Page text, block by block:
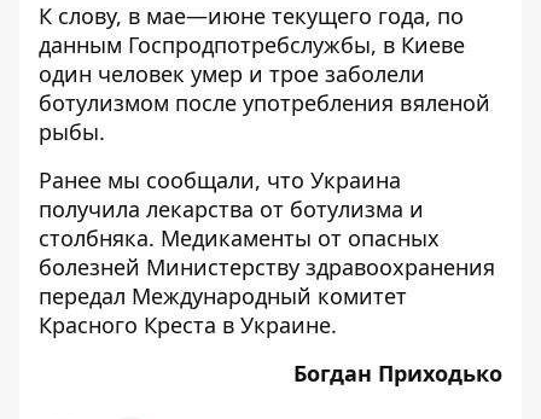
К слову, в мае—июне текущего года, по
данным Госпродпотребслужбы, в Киеве
один человек умер и трое заболели
ботулизмом после употребления вяленой
рыбы.
Ранее мы сообщали, что Украина
получила лекарства от ботулизма и
столбняка. Медикаменты от опасных
болезней Министерству здравоохранения
передал Международный комитет
Красного Креста в Украине.
Богдан Приходько